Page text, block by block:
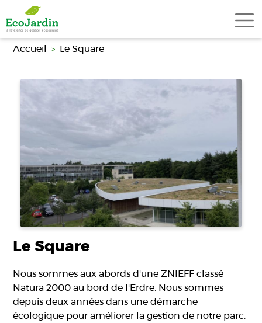
Aller au contenu principal
Accueil Le Square
Le Square
Nous sommes aux abords d'une ZNIEFF classé
Natura 2000 au bord de l'Erdre. Nous sommes
depuis deux années dans une démarche
écologique pour améliorer la gestion de notre parc.